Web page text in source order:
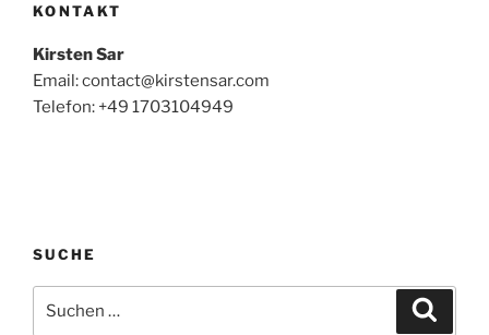
KONTAKT
Kirsten Sar
Email: contact@kirstensar.com
Telefon: +49 1703104949
SUCHE
nach: